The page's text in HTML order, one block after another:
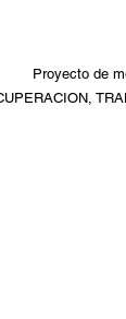
Proyecto de